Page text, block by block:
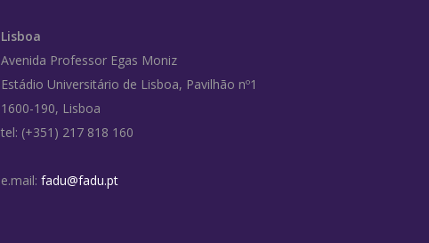
Lisboa
Avenida Professor Egas Moniz
Estádio Universitário de Lisboa, Pavilhão nº1
1600-190, Lisboa
tel: (+351) 217 818 160
e.mail: fadu@fadu.pt